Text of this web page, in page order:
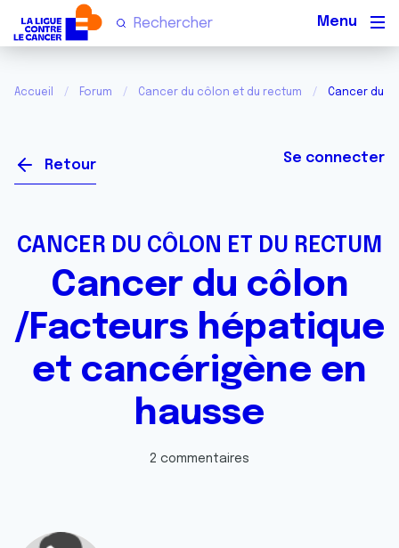
Accueil Forum Cancer du côlon et du rectum Cancer du
Retour Se connecter
CANCER DU CÔLON ET DU RECTUM
Cancer du côlon
/Facteurs hépatique
et cancérigène en
hausse
2 commentaires